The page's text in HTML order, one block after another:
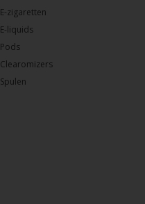
E-zigaretten
E-liquids
Pods
Clearomizers
Spulen